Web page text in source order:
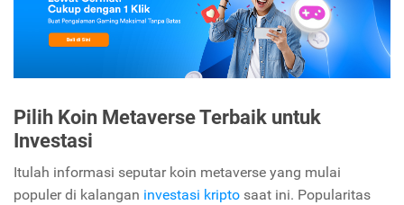
Pilih Koin Metaverse Terbaik untuk
Investasi
Itulah informasi seputar koin metaverse yang mulai
populer di kalangan investasi kripto saat ini. Popularitas